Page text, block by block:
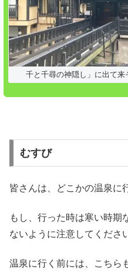
千と千尋の神隠し」に出て来
むすび
皆さんは、どこかの温泉に
もし、行った時は寒い時期
ないように注意してくださ
温泉に行く前には、こちら